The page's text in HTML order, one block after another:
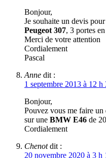
Bonjour,
Je souhaite un devis
Peugeot 307, 3 portes
Merci de votre attention
Cordialement
Pascal
Anne dit :
1 septembre 2013 à 12 h
Bonjour,
Pouvez vous me faire un
sur une BMW E46 de
Cordialement
Chenot dit :
20 novembre 2020 à 3 h